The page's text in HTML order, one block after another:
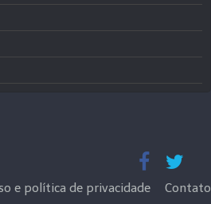
e política de privacidade Contato